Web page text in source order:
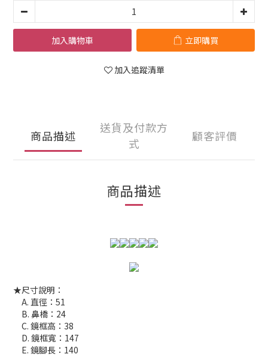
加入購物車 立即購買
加入追蹤清單
商品描述
送貨及付款方
式
顧客評價
商品描述
★尺寸說明：
A. 直徑：51
B. 鼻橋：24
C. 鏡框高：38
D. 鏡框寬：147
E. 鏡腳長：140